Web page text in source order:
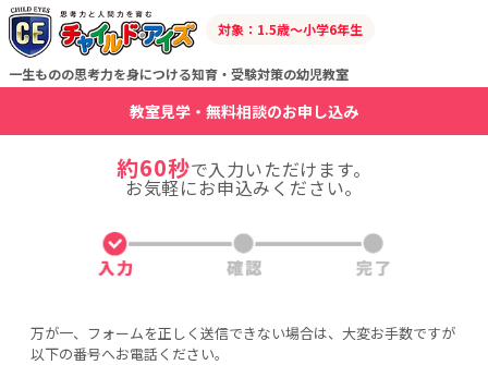
一生ものの思考力を身につける知育・受験対策の幼児教室
対象：1.5歳～小学6年生
教室見学・無料相談のお申し込み
約60秒で入力いただけます。
お気軽にお申込みください。
万が一、フォームを正しく送信できない場合は、大変お手数ですが
以下の番号へお電話ください。